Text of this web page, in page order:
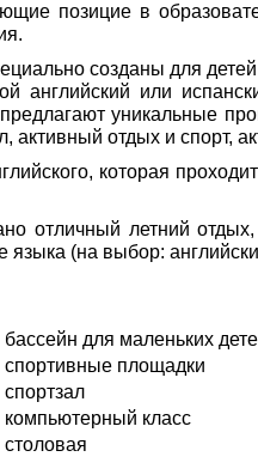
позицие в
созданы для
английский или
уникальные
отдых и спорт,
которая
отличный летний
языка (на выбор:
бассейн для маленьких
спортивные площадки
спортзал
компьютерный класс
столовая